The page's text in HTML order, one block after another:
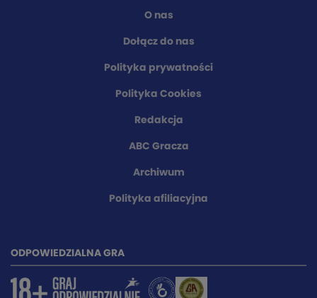
O nas
Dołącz do nas
Polityka prywatności
Polityka Cookies
Redakcja
ABC Gracza
Archiwum
Polityka afiliacyjna
ODPOWIEDZIALNA GRA